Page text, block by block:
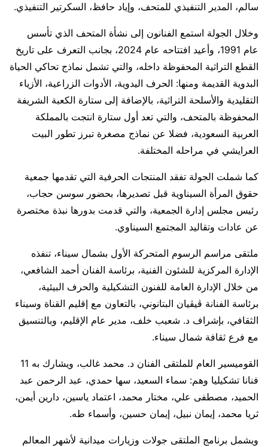
سالم، المدير التنفيذي للمتحف، وإياد حافظ، السكرتير التنفيذي.
وخلال الجولة استمع الفنانون إلى نشأة المتحف الذي تأسس
عام 1991، وأعيد افتتاحه عام 2024، بجانب التعرف على تاريخ
القطع التراثية المحفوظة داخله، والتي تشمل نماذج تحاكي الحياة
البدوية القديمة ومنها: الحرف اليدوية، الأدوات الزراعية، الأزياء
التقليدية والأسلحة التراثية، بالإضافة إلى ستارة الكعبة الشريفة
المحفوظة بالمتحف، والتي تعد أول ستارة انتجت بالمملكة
العربية السعودية، فضلا عن نماذج مصغرة تبرز تطور البيت
العرايشي في مراحله المختلفة.
كما شملت الجولة تفقد المنتجات الحرفية التي تقدمها جمعية
حقوق المرأة السيناوية قبل تصديرها، بحضور سوسن حجاب،
رئيس مجلس إدارة الجمعية، والتي قدمت بدورها نبذة مختصرة
عن عادات وتقاليد المجتمع السيناوي.
ملتقى مراسم الرسوم المتحركة الأول بشمال سيناء، تنفذه
الإدارة المركزية للشئون الفنية، برئاسة الفنان أحمد الشافعي،
من خلال الإدارة العامة للفنون التشكيلية والحرف البيئية،
برئاسة الفنانة ڨيڨيان البتانوني، بالتعاون مع إقليم القناة وسيناء
الثقافي، بإشراف د. شعيب خلف، مدير عام الإقليم، وبالتنسيق
مع فرع ثقافة شمال سيناء.
القوميسير العام للملتقى الفنان د. محمد غالب، ويشارك به 11
فنانا تشكيليا وهم: سماء السعيد، سها حمدي، عبد الرحمن عبد
الحميد، مصطفى علي، مختار محمد، اعتماد ياسين، دارين أيمن،
ثريا محمد، إيمان نبيل، إيمان حسين، وأسماء طه.
ويشمل برنامج الملتقى جولات وزيارات ميدانية لأشهر المعالم